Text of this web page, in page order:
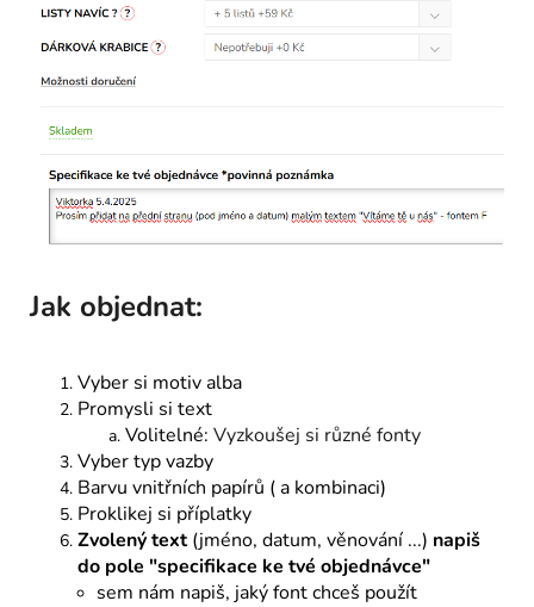
Jak objednat:
Vyber si motiv alba
Promysli si text
Volitelné: Vyzkoušej si různé fonty
Vyber typ vazby
Barvu vnitřních papírů ( a kombinaci)
Proklikej si příplatky
Zvolený text(jméno, datum, věnování ...) napiš
do pole "specifikace ke tvé objednávce"
sem nám napiš, jaký font chceš použít